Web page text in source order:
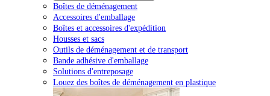
Boîtes de déménagement
Accessoires d'emballage
Boîtes et accessoires d'expédition
Housses et sacs
Outils de déménagement et de transport
Bande adhésive d'emballage
Solutions d'entreposage
Louez des boîtes de déménagement en plastique